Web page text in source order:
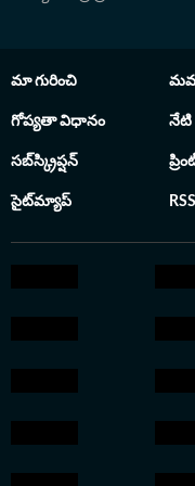
మా గురించి
గోప్యతా విధానం నేటి
సబ్‌స్క్రిప్షన్
సైట్‌మ్యాప్